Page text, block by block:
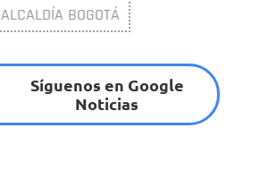
ALCALDÍA BOGOTÁ
Síguenos en Google
Noticias